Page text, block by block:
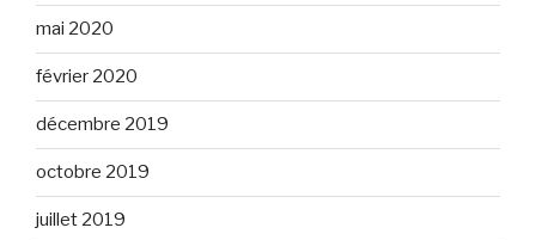
mai 2020
février 2020
décembre 2019
octobre 2019
juillet 2019